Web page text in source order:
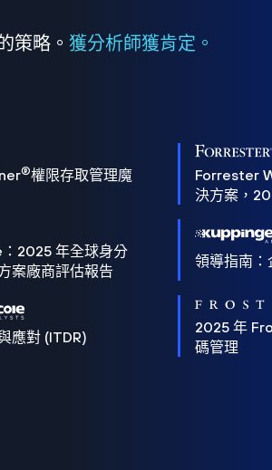
策略。 獲分析師獲肯定。
®權限存取管理魔
Forrester
決方案，
2025 年全球身分
案廠商評估報告
領導指南
應對 (ITDR)
2025 年
碼管理